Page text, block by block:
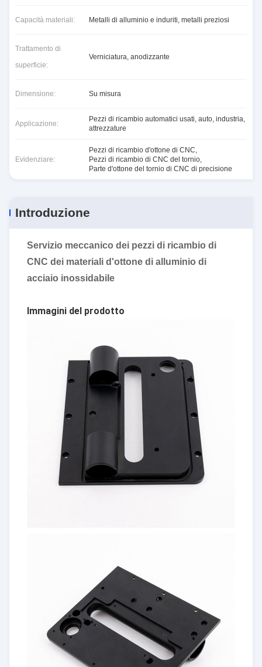
Capacità materiali: Metalli di alluminio e induriti, metalli preziosi
Trattamento di
superficie:
Verniciatura, anodizzante
Dimensione: Su misura
Applicazione:
Pezzi di ricambio automatici usati, auto, industria,
attrezzature
Evidenziare:
Pezzi di ricambio d'ottone di CNC,
Pezzi di ricambio di CNC del tornio,
Parte d'ottone del tornio di CNC di precisione
Introduzione
Servizio meccanico dei pezzi di ricambio di
CNC dei materiali d'ottone di alluminio di
acciaio inossidabile
Immagini del prodotto